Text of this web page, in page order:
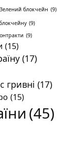
Зелений блокчейн (9)
(9)
(9)
(15)
(17)
гривні (17)
(15)
(45)